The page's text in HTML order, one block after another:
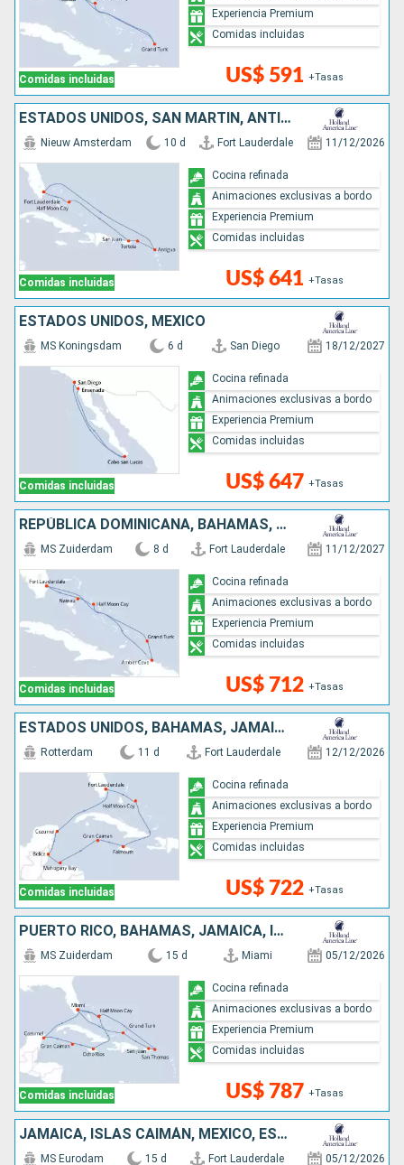
Comidas incluidas US$ 591 +Tasas
Experiencia Premium
Comidas incluidas
ESTADOS UNIDOS, SAN MARTÍN, ANTIGUA Y BARBUDA, PUERTO RICO, BAHAMAS
Comidas incluidas
Nieuw Amsterdam 10 d Fort Lauderdale 11/12/2026
US$ 641 +Tasas
Cocina refinada
Animaciones exclusivas a bordo
Experiencia Premium
Comidas incluidas
ESTADOS UNIDOS, MÉXICO
Comidas incluidas
MS Koningsdam 6 d San Diego 18/12/2027
US$ 647 +Tasas
Cocina refinada
Animaciones exclusivas a bordo
Experiencia Premium
Comidas incluidas
REPÚBLICA DOMINICANA, BAHAMAS, ESTADOS UNIDOS
Comidas incluidas
MS Zuiderdam 8 d Fort Lauderdale 11/12/2027
US$ 712 +Tasas
Cocina refinada
Animaciones exclusivas a bordo
Experiencia Premium
Comidas incluidas
ESTADOS UNIDOS, BAHAMAS, JAMAICA, ISLAS CAIMÁN, HONDURAS, BELICE, MÉXICO
Comidas incluidas
Rotterdam 11 d Fort Lauderdale 12/12/2026
US$ 722 +Tasas
Cocina refinada
Animaciones exclusivas a bordo
Experiencia Premium
Comidas incluidas
PUERTO RICO, BAHAMAS, JAMAICA, ISLAS CAIMÁN, MÉXICO, ESTADOS UNIDOS
Comidas incluidas
MS Zuiderdam 15 d Miami 05/12/2026
US$ 787 +Tasas
Cocina refinada
Animaciones exclusivas a bordo
Experiencia Premium
Comidas incluidas
JAMAICA, ISLAS CAIMÁN, MÉXICO, ESTADOS UNIDOS, REPÚBLICA DOMINICANA, BAHAMAS
MS Eurodam 15 d Fort Lauderdale 05/12/2026